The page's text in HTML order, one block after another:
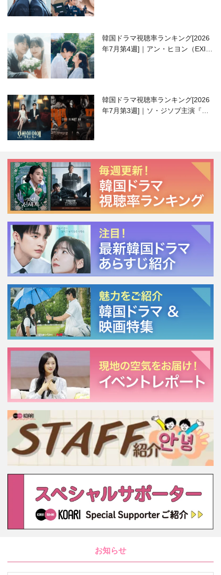
韓国ドラマ視聴率ランキング[2026
年7月第4週]｜アン・ヒヨン（EXID
韓国ドラマ視聴率ランキング[2026
年7月第3週]｜ソ・ジソブ主演『エ
お知らせ